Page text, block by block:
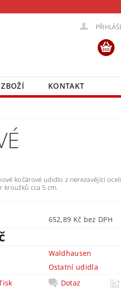
KONTAKT
kočárové udidlo z nerezavějící
kroužků cca 5 cm.
652,89 Kč bez DPH
Waldhausen
Ostatní udidla
Dotaz